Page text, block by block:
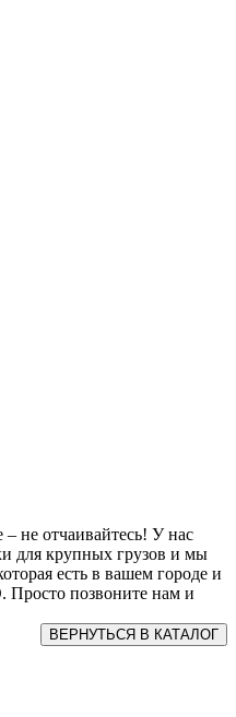
не отчаивайтесь! У нас
для крупных грузов и мы
есть в вашем городе и
Просто позвоните нам и